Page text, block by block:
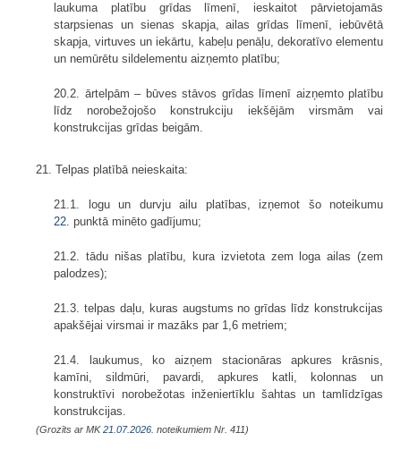
laukuma platību grīdas līmenī, ieskaitot pārvietojamās
starpsienas un sienas skapja, ailas grīdas līmenī, iebūvētā
skapja, virtuves un iekārtu, kabeļu penāļu, dekoratīvo elementu
un nemūrētu sildelementu aizņemto platību;
20.2. ārtelpām – būves stāvos grīdas līmenī aizņemto platību
līdz norobežojošo konstrukciju iekšējām virsmām vai
konstrukcijas grīdas beigām.
21. Telpas platībā neieskaita:
21.1. logu un durvju ailu platības, izņemot šo noteikumu
22. punktā minēto gadījumu;
21.2. tādu nišas platību, kura izvietota zem loga ailas (zem
palodzes);
21.3. telpas daļu, kuras augstums no grīdas līdz konstrukcijas
apakšējai virsmai ir mazāks par 1,6 metriem;
21.4. laukumus, ko aizņem stacionāras apkures krāsnis,
kamīni, sildmūri, pavardi, apkures katli, kolonnas un
konstruktīvi norobežotas inženiertīklu šahtas un tamlīdzīgas
konstrukcijas.
(Grozīts ar MK21.07.2026. noteikumiem Nr. 411)